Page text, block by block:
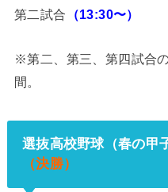
第二試合 （13:30〜）
※第二、第三、第四試合
間。
選抜高校野球（春の甲
（決勝）